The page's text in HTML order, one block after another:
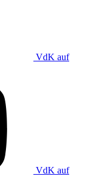
VdK auf
VdK auf